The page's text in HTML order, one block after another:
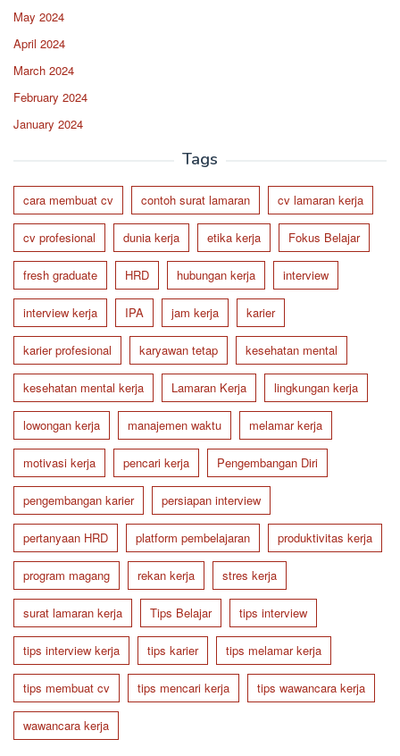
May 2024
April 2024
March 2024
February 2024
January 2024
Tags
cara membuat cv contoh surat lamaran cv lamaran kerja
cv profesional dunia kerja etika kerja Fokus Belajar
fresh graduate HRD hubungan kerja interview
interview kerja IPA jam kerja karier
karier profesional karyawan tetap kesehatan mental
kesehatan mental kerja Lamaran Kerja lingkungan kerja
lowongan kerja manajemen waktu melamar kerja
motivasi kerja pencari kerja Pengembangan Diri
pengembangan karier persiapan interview
pertanyaan HRD platform pembelajaran produktivitas kerja
program magang rekan kerja stres kerja
surat lamaran kerja Tips Belajar tips interview
tips interview kerja tips karier tips melamar kerja
tips membuat cv tips mencari kerja tips wawancara kerja
wawancara kerja